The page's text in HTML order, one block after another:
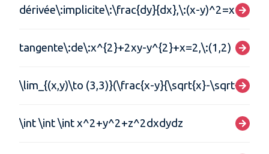
dérivée\:implicite\:\frac{dy}{dx},\:(x-y)^2=x+y-1
tangente\:de\:x^{2}+2xy-y^{2}+x=2,\:(1,2)
\lim_{(x,y)\to (3,3)}(\frac{x-y}{\sqrt{x}-\sqrt{y}})
\int \int \int x^2+y^2+z^2dxdydz